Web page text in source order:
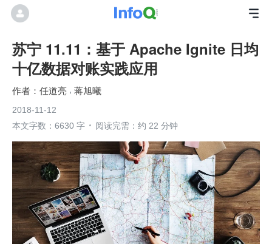
苏宁 11.11：基于 Apache Ignite 日均
十亿数据对账实践应用
任道亮 蒋旭曦
2018-11-12
本文字数：6630 字
阅读完需：约 22 分钟